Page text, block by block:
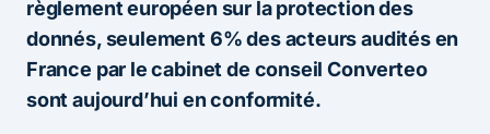
règlement européen sur la protection des
donnés, seulement 6% des acteurs audités en
France par le cabinet de conseil Converteo
sont aujourd’hui en conformité.